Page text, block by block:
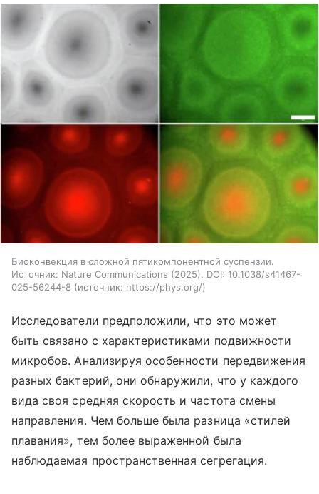
Биоконвекция в сложной пятикомпонентной суспензии.
Источник: Nature Communications (2025). DOI: 10.1038/s41467-
025-56244-8
источник: https://phys.org/
Исследователи предположили, что это может
быть связано с характеристиками подвижности
микробов. Анализируя особенности передвижения
разных бактерий, они обнаружили, что у каждого
вида своя средняя скорость и частота смены
направления. Чем больше была разница «стилей
плавания», тем более выраженной была
наблюдаемая пространственная сегрегация.